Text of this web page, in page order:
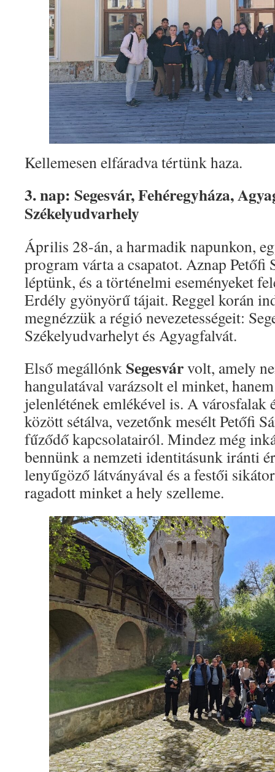
Kellemesen elfáradva tértünk haza.
3. nap: Segesvár, Fehéregyháza,
Székelyudvarhely
Április 28-án, a harmadik napunkon,
program várta a csapatot. Aznap Petőfi
léptünk, és a történelmi eseményeket
Erdély gyönyörű tájait. Reggel korán
megnézzük a régió nevezetességeit:
Székelyudvarhelyt és Agyagfalvát.
Első megállónk Segesvárvolt, amely
hangulatával varázsolt el minket,
jelenlétének emlékével is. A városfalak
között sétálva, vezetőnk mesélt Petőfi
fűződő kapcsolatairól. Mindez még
bennünk a nemzeti identitásunk iránti
lenyűgöző látványával és a festői
ragadott minket a hely szelleme.